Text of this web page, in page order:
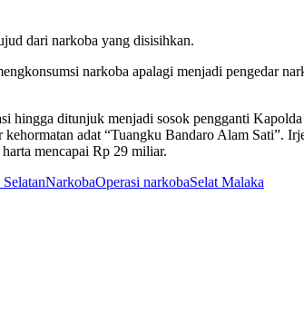
dari narkoba yang disisihkan.
narkoba apalagi menjadi pengedar
hingga ditunjuk menjadi sosok pengganti
adat “Tuangku Bandaro Alam Sati”.
mencapai Rp 29 miliar.
NarkobaOperasi narkobaSelat Malaka